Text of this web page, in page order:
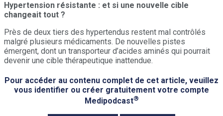
Hypertension résistante : et si une nouvelle cible
changeait tout ?
Près de deux tiers des hypertendus restent mal contrôlés
malgré plusieurs médicaments. De nouvelles pistes
émergent, dont un transporteur d’acides aminés qui pourrait
devenir une cible thérapeutique inattendue.
Pour accéder au contenu complet de cet article, veuillez
vous identifier ou créer gratuitement votre compte
Medipodcast®